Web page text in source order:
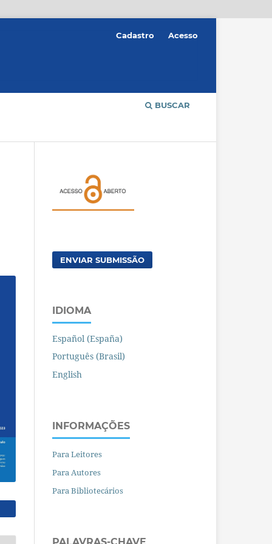
BUSCAR
Cadastro Acesso
ENVIAR SUBMISSÃO
IDIOMA
Español (España)
Português (Brasil)
English
INFORMAÇÕES
Para Leitores
Para Autores
Para Bibliotecários